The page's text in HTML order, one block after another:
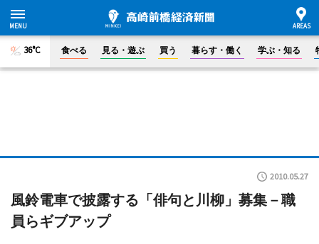
36°C 食べる 見る・遊ぶ 買う 暮らす・働く 学ぶ・知る
2010.05.27
風鈴電車で披露する「俳句と川柳」募集－職
員らギブアップ